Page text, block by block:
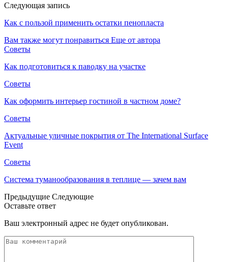
Следующая запись
Как с пользой применить остатки пенопласта
Вам также могут понравиться Еще от автора
Советы
Как подготовиться к паводку на участке
Советы
Как оформить интерьер гостиной в частном доме?
Советы
Актуальные уличные покрытия от The International Surface
Event
Советы
Система туманообразования в теплице — зачем вам
Предыдущие Следующие
Оставьте ответ
Ваш электронный адрес не будет опубликован.